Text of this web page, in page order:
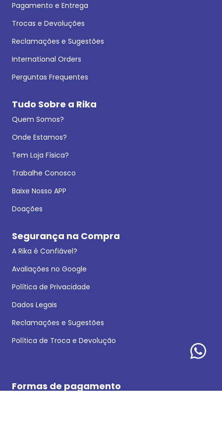
Pagamento e Entrega
Trocas e Devoluções
Reclamações e Sugestões
International Orders
Perguntas Frequentes
Tudo Sobre a Rika
Quem Somos?
Onde Estamos?
Tem Loja Física?
Trabalhe Conosco
Baixe Nosso APP
Doações
Segurança na Compra
A Rika é Confiável?
Avaliações no Google
Política de Privacidade
Dados Legais
Reclamações e Sugestões
Política de Troca e Devolução
Formas de pagamento